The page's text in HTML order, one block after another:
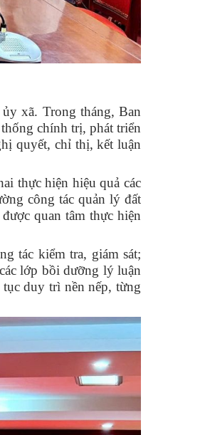
xã. Trong tháng, Ban
chính trị, phát triển
quyết, chỉ thị, kết luận
thực hiện hiệu quả các
công tác quản lý đất
quan tâm thực hiện
tác kiểm tra, giám sát;
lớp bồi dưỡng lý luận
duy trì nền nếp, từng